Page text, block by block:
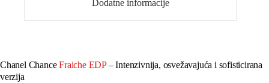
Dodatne informacije
Chanel ChanceFraiche EDP– Intenzivnija, osvežavajuća i sofisticirana
verzija